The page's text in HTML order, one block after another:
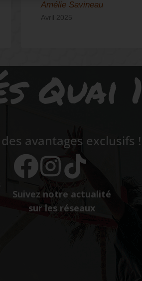
Amélie Savineau
Avril 2025
Quai
avantages exclusifs !
Suivez notre actualité
sur les réseaux